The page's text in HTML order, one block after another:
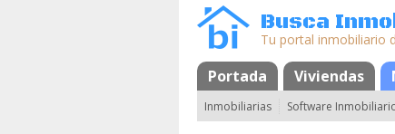
Busca
Tu portal inmobiliario
Portada Viviendas
MapaFavoritos
Inmobiliarias Software